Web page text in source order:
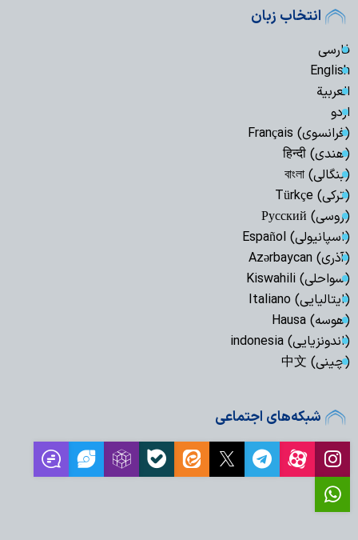
انتخاب زبان
فارسی
English
العربیة
اردو
(فرانسوی) Français
(هندی) हिन्दी
(بنگالی) বাংলা
(ترکی) Türkçe
(روسی) Русский
(اسپانیولی) Español
(آذری) Azərbaycan
(سواحلی) Kiswahili
(ایتالیایی) Italiano
(هوسه) Hausa
(اندونزیایی) indonesia
(چینی) 中文
شبکه‌های اجتماعی